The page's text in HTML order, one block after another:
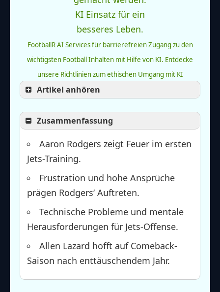
FootballR AI Services für barrierefreien Zugang zu den
wichtigsten Football Inhalten mit Hilfe von KI. Entdecke
unsere Richtlinien zum ethischen Umgang mit KI
Artikel anhören
Zusammenfassung
Aaron Rodgers zeigt Feuer im ersten
Jets-Training.
Frustration und hohe Ansprüche
prägen Rodgers‘ Auftreten.
Technische Probleme und mentale
Herausforderungen für Jets-Offense.
Allen Lazard hofft auf Comeback-
Saison nach enttäuschendem Jahr.